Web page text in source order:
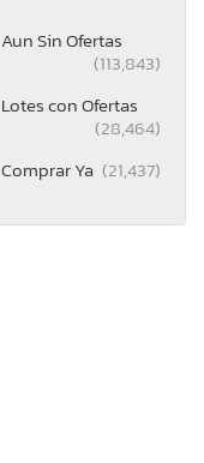
Aun Sin Ofertas
(113,843)
Lotes con Ofertas
(28,464)
Comprar Ya (21,437)